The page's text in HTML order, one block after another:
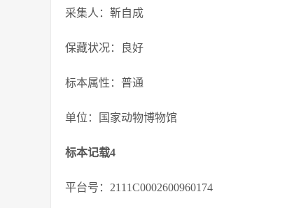
采集人：靳自成
保藏状况：良好
标本属性：普通
单位：国家动物博物馆
标本记载4
平台号：2111C0002600960174